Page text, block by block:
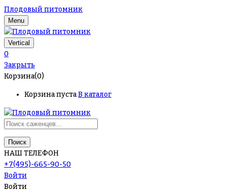
Плодовый питомник
Menu
Vertical
0
Закрыть
Корзина(0)
Корзина пустаВ каталог
Поиск
НАШ ТЕЛЕФОН
+7(495)-665-90-50
Войти
Войти